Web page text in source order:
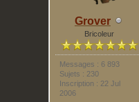
Grover
Bricoleur
Messages : 6 893
Sujets : 230
Inscription : 22 Jul
2006